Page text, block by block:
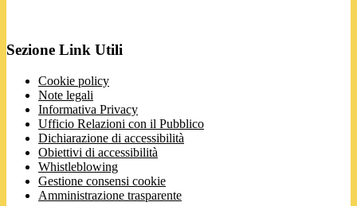
Sezione Link Utili
Cookie policy
Note legali
Informativa Privacy
Ufficio Relazioni con il Pubblico
Dichiarazione di accessibilità
Obiettivi di accessibilità
Whistleblowing
Gestione consensi cookie
Amministrazione trasparente